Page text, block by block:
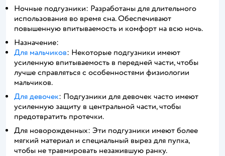
Ночные подгузники: Разработаны для длительного
использования во время сна. Обеспечивают
повышенную впитываемость и комфорт на всю ночь.
Назначение:
Для мальчиков: Некоторые подгузники имеют
усиленную впитываемость в передней части, чтобы
лучше справляться с особенностями физиологии
мальчиков.
Для девочек: Подгузники для девочек часто имеют
усиленную защиту в центральной части, чтобы
предотвратить протечки.
Для новорожденных: Эти подгузники имеют более
мягкий материал и специальный вырез для пупка,
чтобы не травмировать незажившую ранку.